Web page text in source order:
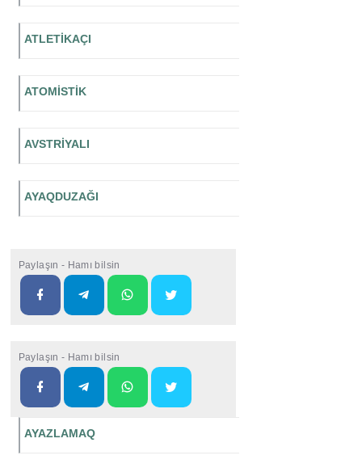
ATLETİKAÇI
ATOMİSTİK
AVSTRİYALI
AYAQDUZAĞI
Paylaşın - Hamı bilsin
Paylaşın - Hamı bilsin
AYAZLAMAQ